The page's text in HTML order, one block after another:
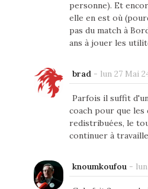
personne). Et
elle en est où
pas du match à
ans à jouer les
brad - lun 27 Mai
Parfois il suffit
coach pour que
redistribuées, le
continuer à
knoumkoufou -